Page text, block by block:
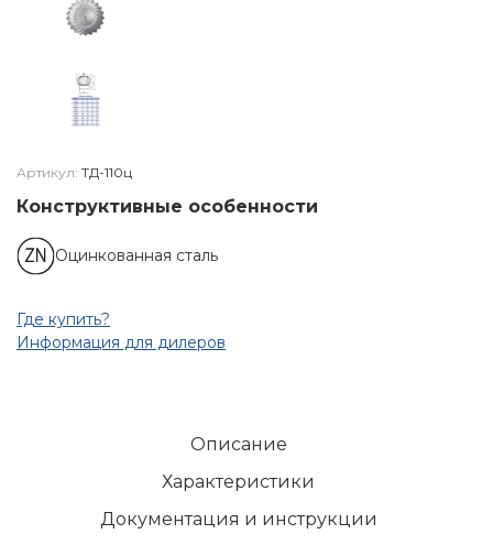
Артикул: ТД-110ц
Конструктивные особенности
Оцинкованная сталь
Где купить?
Информация для дилеров
Описание
Характеристики
Документация и инструкции